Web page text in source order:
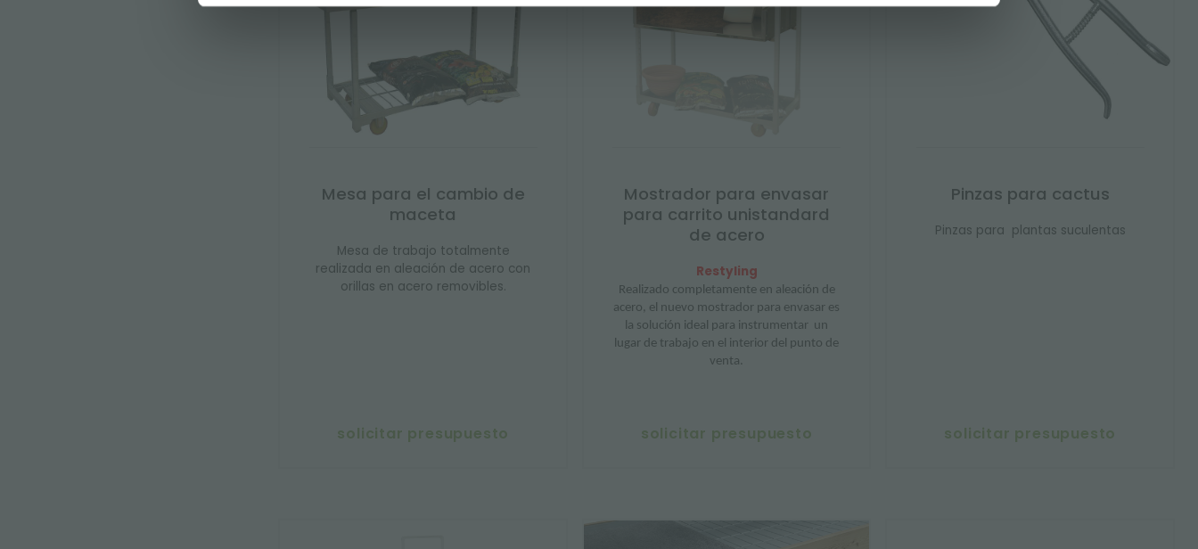
Mesa para el cambio de
maceta
Mesa de trabajo totalmente
realizada en aleación de acero con
orillas en acero removibles.
solicitar presupuesto
Mostrador para envasar
para carrito unistandard
de acero
Restyling
Realizado completamente en aleación de
acero, el nuevo mostrador para envasar es
la solución ideal para instrumentar un
lugar de trabajo en el interior del punto de
venta.
solicitar presupuesto
Pinzas para cactus
Pinzas para plantas suculentas
solicitar presupuesto